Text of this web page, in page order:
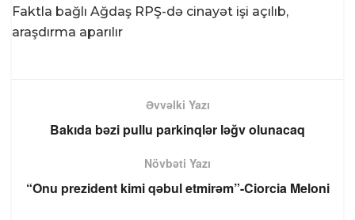
Faktla bağlı Ağdaş RPŞ-də cinayət işi açılıb,
araşdırma aparılır
Əvvəlki Yazı
Bakıda bəzi pullu parkinqlər ləğv olunacaq
Növbəti Yazı
“Onu prezident kimi qəbul etmirəm”-Ciorcia Meloni